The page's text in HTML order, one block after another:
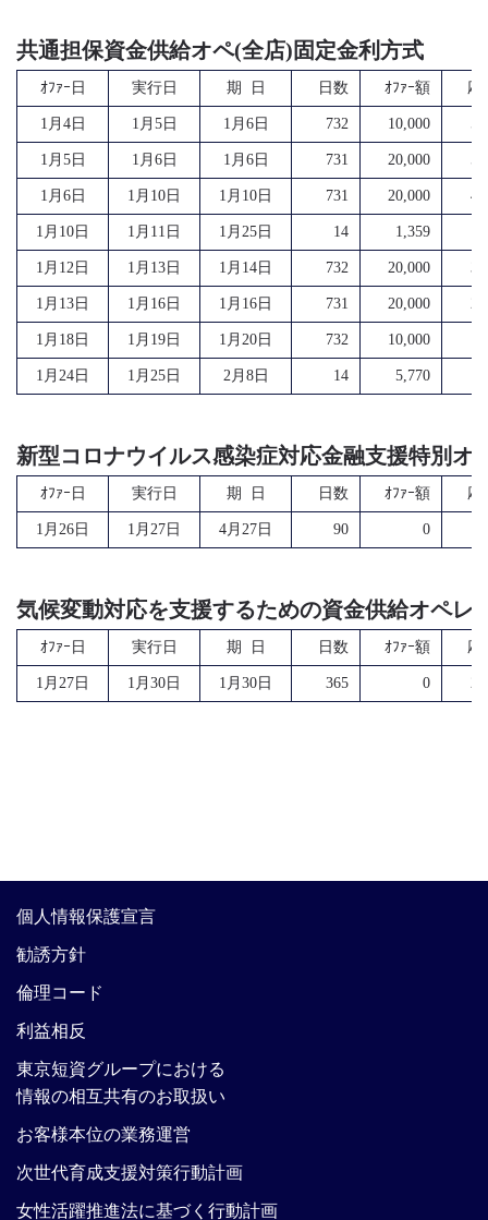
共通担保資金供給オペ(全店)固定金利方式
ｵﾌｧｰ日 実行日 期 日 日数 ｵﾌｧｰ額 応
1月4日 1月5日 1月6日 732 10,000
1月5日 1月6日 1月6日 731 20,000
1月6日 1月10日 1月10日 731 20,000
1月10日 1月11日 1月25日 14 1,359
1月12日 1月13日 1月14日 732 20,000
1月13日 1月16日 1月16日 731 20,000
1月18日 1月19日 1月20日 732 10,000
1月24日 1月25日 2月8日 14 5,770
新型コロナウイルス感染症対応金融支援特別オ
ｵﾌｧｰ日 実行日 期 日 日数 ｵﾌｧｰ額 応
1月26日 1月27日 4月27日 90 0
気候変動対応を支援するための資金供給オペレ
ｵﾌｧｰ日 実行日 期 日 日数 ｵﾌｧｰ額 応
1月27日 1月30日 1月30日 365 0
個人情報保護宣言
勧誘方針
倫理コード
利益相反
東京短資グループにおける
情報の相互共有のお取扱い
お客様本位の業務運営
次世代育成支援対策行動計画
女性活躍推進法に基づく行動計画